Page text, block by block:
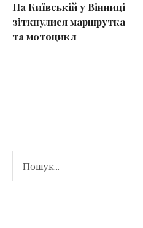
На Київській у Вінниці
зіткнулися маршрутка
та мотоцикл